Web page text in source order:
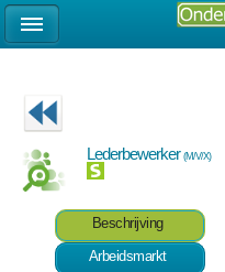
Lederbewerker(M/V/X)
Beschrijving
Arbeidsmarkt